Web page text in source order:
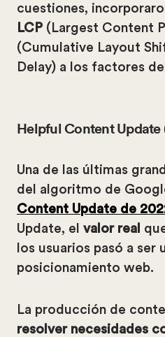
cuestiones,
LCP (Largest Content
(Cumulative Layout
Delay) a los factores
Helpful Content Update
Una de las últimas
del algoritmo de
Content Update de
Update, el valor real
los usuarios pasó a ser
posicionamiento web.
La producción de
resolver necesidades